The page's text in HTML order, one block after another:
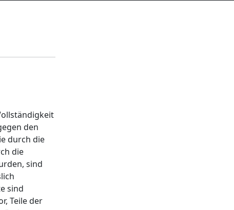
den
durch die
die
sind
sind
Teile der